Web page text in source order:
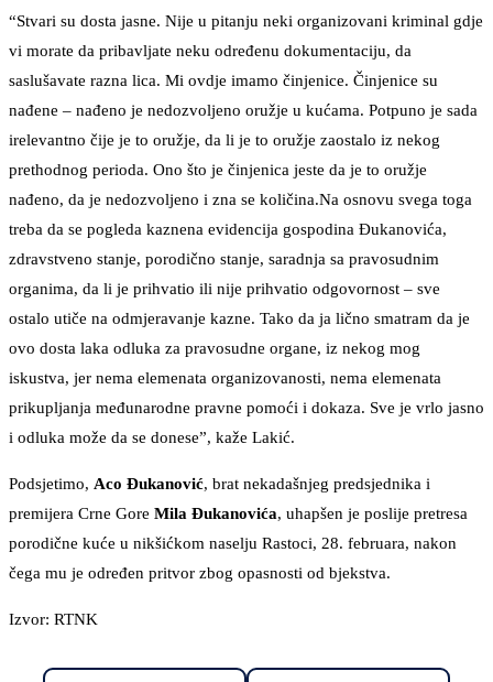
“Stvari su dosta jasne. Nije u pitanju neki organizovani kriminal gdje
vi morate da pribavljate neku određenu dokumentaciju, da
saslušavate razna lica. Mi ovdje imamo činjenice. Činjenice su
nađene – nađeno je nedozvoljeno oružje u kućama. Potpuno je sada
irelevantno čije je to oružje, da li je to oružje zaostalo iz nekog
prethodnog perioda. Ono što je činjenica jeste da je to oružje
nađeno, da je nedozvoljeno i zna se količina.Na osnovu svega toga
treba da se pogleda kaznena evidencija gospodina Đukanovića,
zdravstveno stanje, porodično stanje, saradnja sa pravosudnim
organima, da li je prihvatio ili nije prihvatio odgovornost – sve
ostalo utiče na odmjeravanje kazne. Tako da ja lično smatram da je
ovo dosta laka odluka za pravosudne organe, iz nekog mog
iskustva, jer nema elemenata organizovanosti, nema elemenata
prikupljanja međunarodne pravne pomoći i dokaza. Sve je vrlo jasno
i odluka može da se donese”, kaže Lakić.
Podsjetimo, Aco Đukanović, brat nekadašnjeg predsjednika i
premijera Crne Gore Mila Đukanovića, uhapšen je poslije pretresa
porodične kuće u nikšićkom naselju Rastoci, 28. februara, nakon
čega mu je određen pritvor zbog opasnosti od bjekstva.
Izvor: RTNK